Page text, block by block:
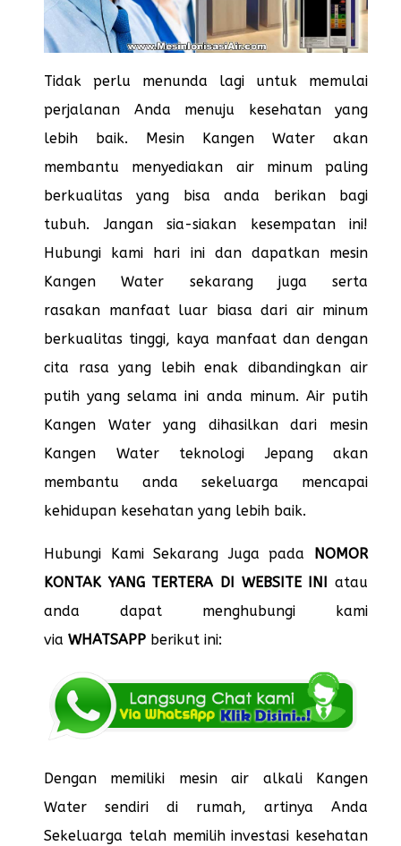
Tidak perlu menunda lagi untuk memulai
perjalanan Anda menuju kesehatan yang
lebih baik. Mesin Kangen Water akan
membantu menyediakan air minum paling
berkualitas yang bisa anda berikan bagi
tubuh. Jangan sia-siakan kesempatan ini!
Hubungi kami hari ini dan dapatkan mesin
Kangen Water sekarang juga serta
rasakan manfaat luar biasa dari air minum
berkualitas tinggi, kaya manfaat dan dengan
cita rasa yang lebih enak dibandingkan air
putih yang selama ini anda minum. Air putih
Kangen Water yang dihasilkan dari mesin
Kangen Water teknologi Jepang akan
membantu anda sekeluarga mencapai
kehidupan kesehatan yang lebih baik.
Hubungi Kami Sekarang Juga pada
NOMOR
KONTAK YANG TERTERA DI WEBSITE INI
atau
anda dapat menghubungi kami
via WHATSAPP berikut ini:
Dengan memiliki mesin air alkali Kangen
Water sendiri di rumah, artinya Anda
Sekeluarga telah memilih investasi kesehatan